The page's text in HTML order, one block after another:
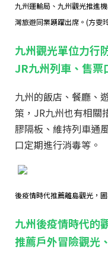
九州運輸局、九州觀光推進
灣旅遊同業踴躍出席。(方雯
九州觀光單位力行
JR九州列車、售票
九州的飯店、餐廳、
策，JR九州也有相關
膠隔板、維持列車通
口定期進行消毒等。
後疫情時代推薦離島觀光，
九州後疫情時代的
推薦戶外冒險觀光